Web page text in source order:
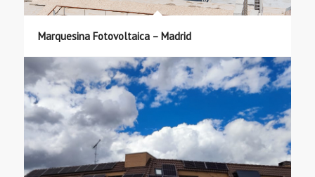
Marquesina Fotovoltaica – Madrid